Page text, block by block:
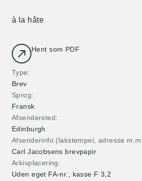
Hent som PDF
Type
Brev
Sprog
Fransk
Afsendersted
Edinburgh
Afsenderinfo (lakstempel, adresse
Carl Jacobsens brevpapir
Arkivplacering
Uden eget FA-nr., kasse F 3,2
à la hâte